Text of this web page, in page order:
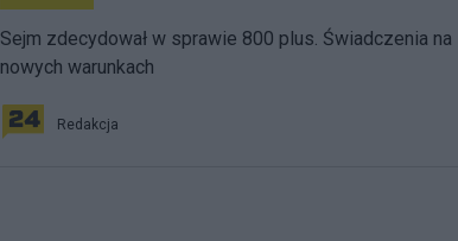
Sejm zdecydował w sprawie 800 plus. Świadczenia na
nowych warunkach
Redakcja